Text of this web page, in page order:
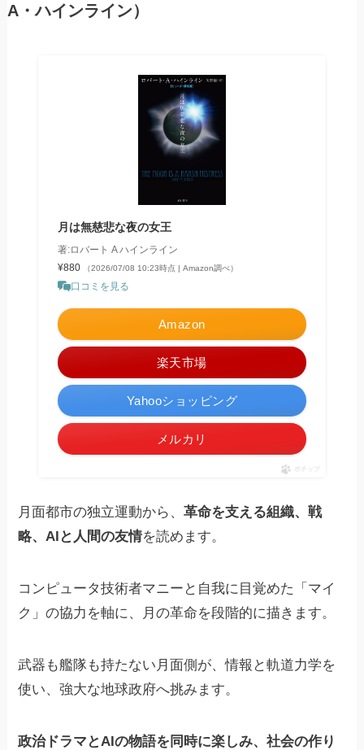
A・ハインライン）
月は無慈悲な夜の女王
著:ロバート A ハインライン
¥880
（2026/07/08 10:23時点 | Amazon調べ）
口コミを見る
Amazon
楽天市場
Yahooショッピング
メルカリ
ポチップ
月面都市の独立運動から、革命を支える組織、戦
略、AIと人間の友情を読めます。
コンピュータ技術者マニーと自我に目覚めた「マイ
ク」の協力を軸に、月の革命を段階的に描きます。
武器も艦隊も持たない月面側が、情報と軌道力学を
使い、強大な地球政府へ挑みます。
政治ドラマとAIの物語を同時に楽しみ、社会の作り